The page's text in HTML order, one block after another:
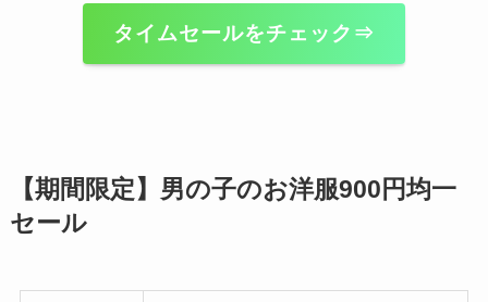
タイムセールをチェック⇒
【期間限定】男の子のお洋服900円均一
セール